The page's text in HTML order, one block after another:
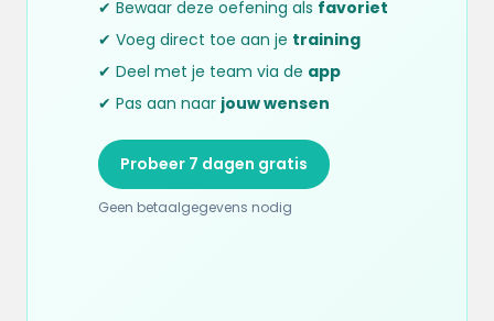
✔ Bewaar deze oefening als favoriet
✔ Voeg direct toe aan je training
✔ Deel met je team via de app
✔ Pas aan naar jouw wensen
Probeer 7 dagen gratis
Geen betaalgegevens nodig